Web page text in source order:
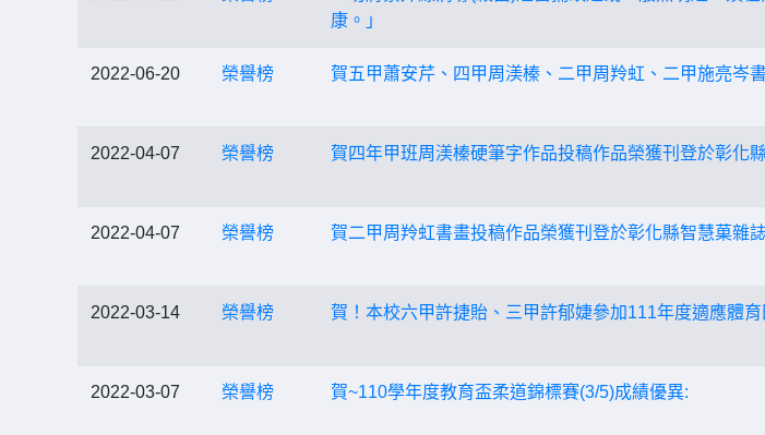
康。」
2022-06-20 榮譽榜 賀五甲蕭安芹、四甲周渼榛、二甲周羚虹、二甲施亮岑
2022-04-07 榮譽榜 賀四年甲班周渼榛硬筆字作品投稿作品榮獲刊登於彰化
2022-04-07 榮譽榜 賀二甲周羚虹書畫投稿作品榮獲刊登於彰化縣智慧菓雜
2022-03-14 榮譽榜 賀！本校六甲許捷貽、三甲許郁婕參加111年度適應體
2022-03-07 榮譽榜 賀~110學年度教育盃柔道錦標賽(3/5)成績優異: